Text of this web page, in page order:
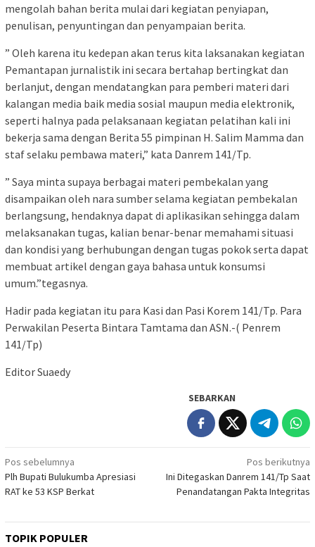
mengolah bahan berita mulai dari kegiatan penyiapan,
penulisan, penyuntingan dan penyampaian berita.
” Oleh karena itu kedepan akan terus kita laksanakan kegiatan
Pemantapan jurnalistik ini secara bertahap bertingkat dan
berlanjut, dengan mendatangkan para pemberi materi dari
kalangan media baik media sosial maupun media elektronik,
seperti halnya pada pelaksanaan kegiatan pelatihan kali ini
bekerja sama dengan Berita 55 pimpinan H. Salim Mamma dan
staf selaku pembawa materi,” kata Danrem 141/Tp.
” Saya minta supaya berbagai materi pembekalan yang
disampaikan oleh nara sumber selama kegiatan pembekalan
berlangsung, hendaknya dapat di aplikasikan sehingga dalam
melaksanakan tugas, kalian benar-benar memahami situasi
dan kondisi yang berhubungan dengan tugas pokok serta dapat
membuat artikel dengan gaya bahasa untuk konsumsi
umum.”tegasnya.
Hadir pada kegiatan itu para Kasi dan Pasi Korem 141/Tp. Para
Perwakilan Peserta Bintara Tamtama dan ASN.-( Penrem
141/Tp)
Editor Suaedy
SEBARKAN
Navigasi
pos
Pos sebelumnya
Plh Bupati Bulukumba Apresiasi
RAT ke 53 KSP Berkat
Pos berikutnya
Ini Ditegaskan Danrem 141/Tp Saat
Penandatangan Pakta Integritas
TOPIK POPULER